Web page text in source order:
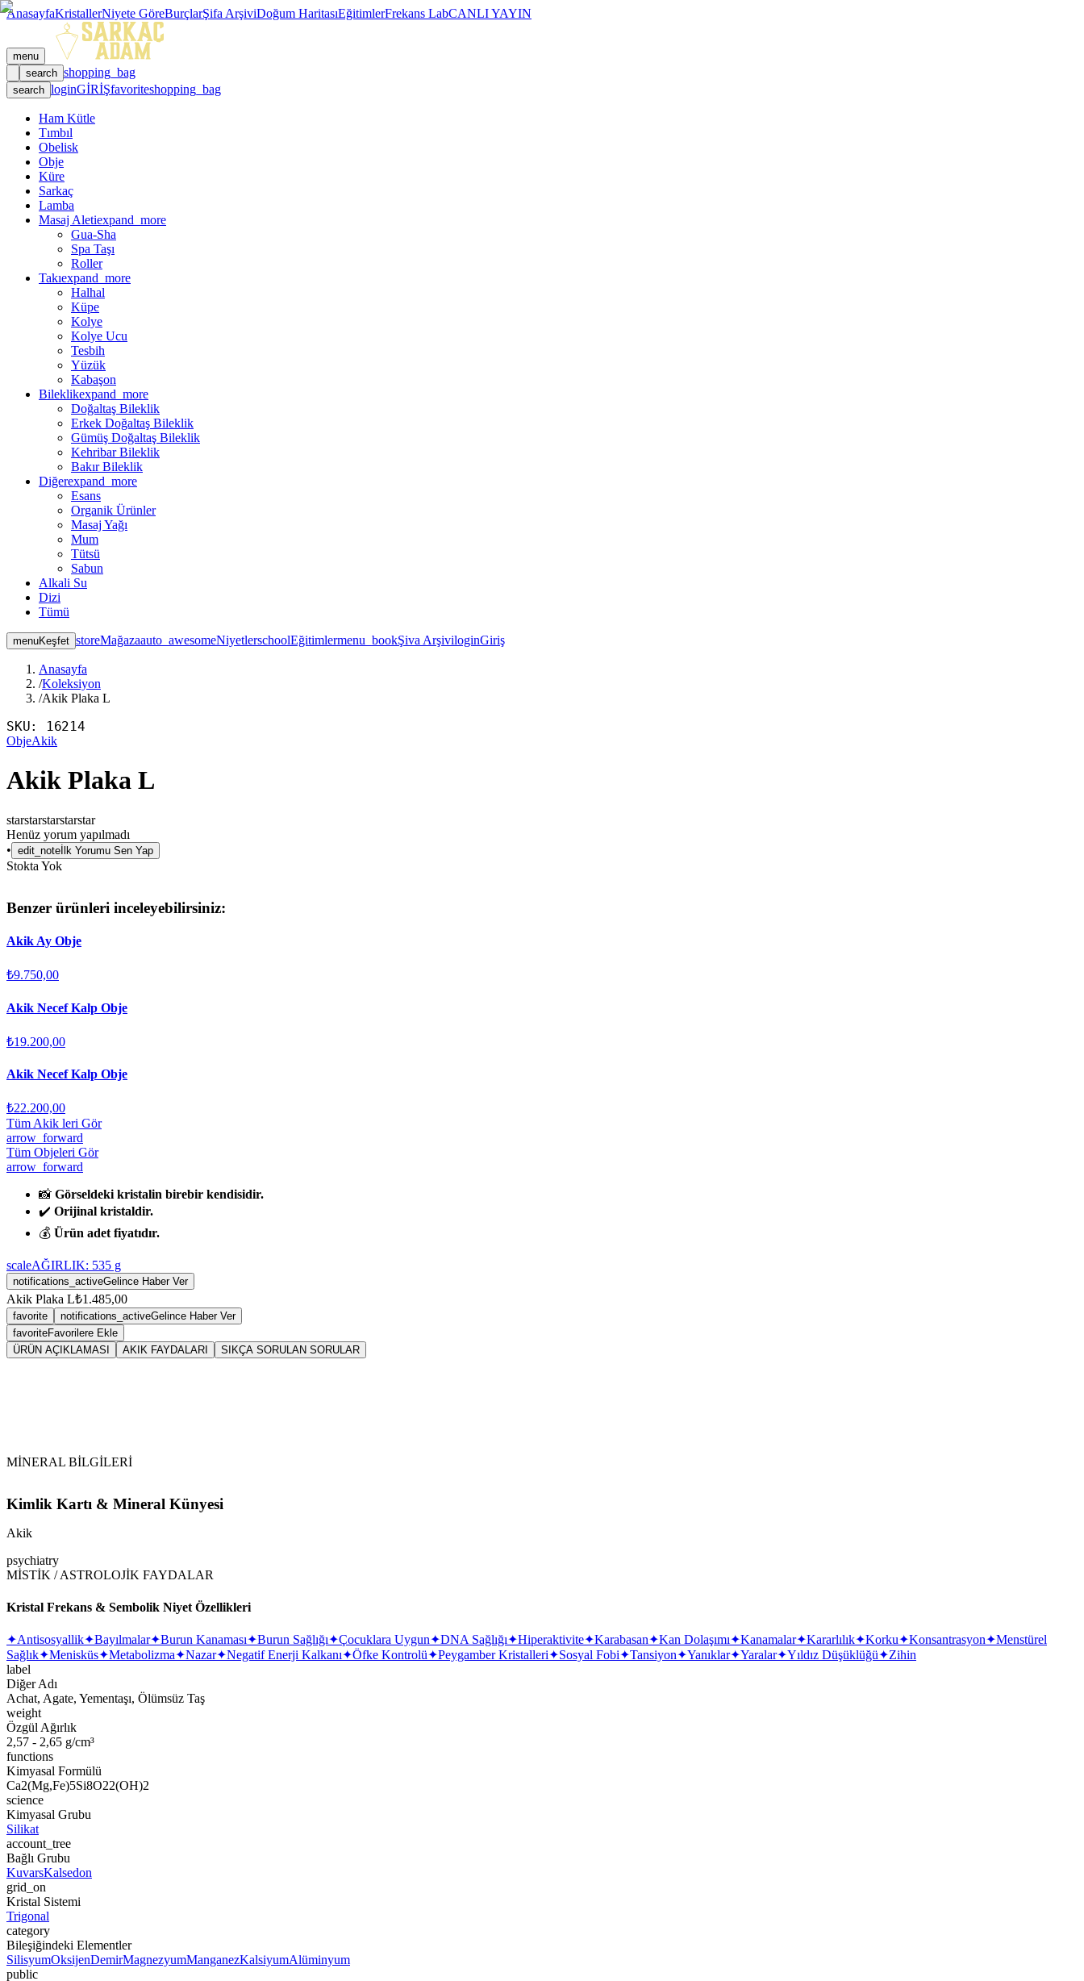
AnasayfaKristallerNiyete GöreBurçlarŞifa ArşiviDoğum HaritasıEğitimlerFrekans LabCANLI YAYIN
menu
search shopping_bag
search loginGİRİŞfavoriteshopping_bag
Ham Kütle
Tımbıl
Obelisk
Obje
Küre
Sarkaç
Lamba
Masaj Aletiexpand_more
Gua-Sha
Spa Taşı
Roller
Takıexpand_more
Halhal
Küpe
Kolye
Kolye Ucu
Tesbih
Yüzük
Kabaşon
Bileklikexpand_more
Doğaltaş Bileklik
Erkek Doğaltaş Bileklik
Gümüş Doğaltaş Bileklik
Kehribar Bileklik
Bakır Bileklik
Diğerexpand_more
Esans
Organik Ürünler
Masaj Yağı
Mum
Tütsü
Sabun
Alkali Su
Dizi
Tümü
menuKeşfet storeMağazaauto_awesomeNiyetlerschoolEğitimlermenu_bookŞiva ArşiviloginGiriş
Anasayfa
/Koleksiyon
/Akik Plaka L
SKU: 16214
ObjeAkik
Akik Plaka L
starstarstarstarstar
Henüz yorum yapılmadı
• edit_note İlk Yorumu Sen Yap
Stokta Yok
Benzer ürünleri inceleyebilirsiniz:
Akik Ay Obje
₺9.750,00
Akik Necef Kalp Obje
₺19.200,00
Akik Necef Kalp Obje
₺22.200,00
Tüm Akik leri Gör
arrow_forward
Tüm Objeleri Gör
arrow_forward
📸 Görseldeki kristalin birebir kendisidir.
✔️ Orijinal kristaldir.
💰 Ürün adet fiyatıdır.
scaleAĞIRLIK: 535 g
notifications_activeGelince Haber Ver
Akik Plaka L₺1.485,00
favorite notifications_activeGelince Haber Ver
favoriteFavorilere Ekle
ÜRÜN AÇIKLAMASI
AKIK FAYDALARI SIKÇA SORULAN SORULAR
MİNERAL BİLGİLERİ
Kimlik Kartı & Mineral Künyesi
Akik
psychiatry
MİSTİK / ASTROLOJİK FAYDALAR
Kristal Frekans & Sembolik Niyet Özellikleri
✦Antisosyallik✦Bayılmalar✦Burun Kanaması✦Burun Sağlığı✦Çocuklara Uygun✦DNA Sağlığı✦Hiperaktivite✦Karabasan✦Kan Dolaşımı✦Kanamalar✦Kararlılık✦Korku✦Konsantrasyon✦Menstürel
Sağlık✦Menisküs✦Metabolizma✦Nazar✦Negatif Enerji Kalkanı✦Öfke Kontrolü✦Peygamber Kristalleri✦Sosyal Fobi✦Tansiyon✦Yanıklar✦Yaralar✦Yıldız Düşüklüğü✦Zihin
label
Diğer Adı
Achat, Agate, Yementaşı, Ölümsüz Taş
weight
Özgül Ağırlık
2,57 - 2,65 g/cm³
functions
Kimyasal Formülü
Ca2(Mg,Fe)5Si8O22(OH)2
science
Kimyasal Grubu
Silikat
account_tree
Bağlı Grubu
KuvarsKalsedon
grid_on
Kristal Sistemi
Trigonal
category
Bileşiğindeki Elementler
SilisyumOksijenDemirMagnezyumManganezKalsiyumAlüminyum
public